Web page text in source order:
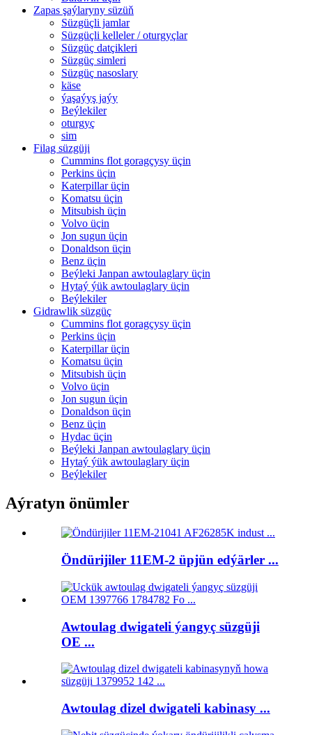
Zapas şaýlaryny süzüň
Süzgüçli jamlar
Süzgüçli kelleler / oturgyçlar
Süzgüç datçikleri
Süzgüç simleri
Süzgüç nasoslary
käse
ýaşaýyş jaýy
Beýlekiler
oturgyç
sim
Filag süzgüji
Cummins flot goragçysy üçin
Perkins üçin
Katerpillar üçin
Komatsu üçin
Mitsubish üçin
Volvo üçin
Jon sugun üçin
Donaldson üçin
Benz üçin
Beýleki Janpan awtoulaglary üçin
Hytaý ýük awtoulaglary üçin
Beýlekiler
Gidrawlik süzgüç
Cummins flot goragçysy üçin
Perkins üçin
Katerpillar üçin
Komatsu üçin
Mitsubish üçin
Volvo üçin
Jon sugun üçin
Donaldson üçin
Benz üçin
Hydac üçin
Beýleki Janpan awtoulaglary üçin
Hytaý ýük awtoulaglary üçin
Beýlekiler
Aýratyn önümler
Öndürijiler 11EM-2 üpjün edýärler ...
Awtoulag dwigateli ýangyç süzgüji
OE ...
Awtoulag dizel dwigateli kabinasy ...